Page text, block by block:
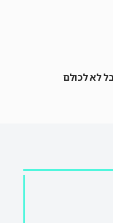
לא לכולם